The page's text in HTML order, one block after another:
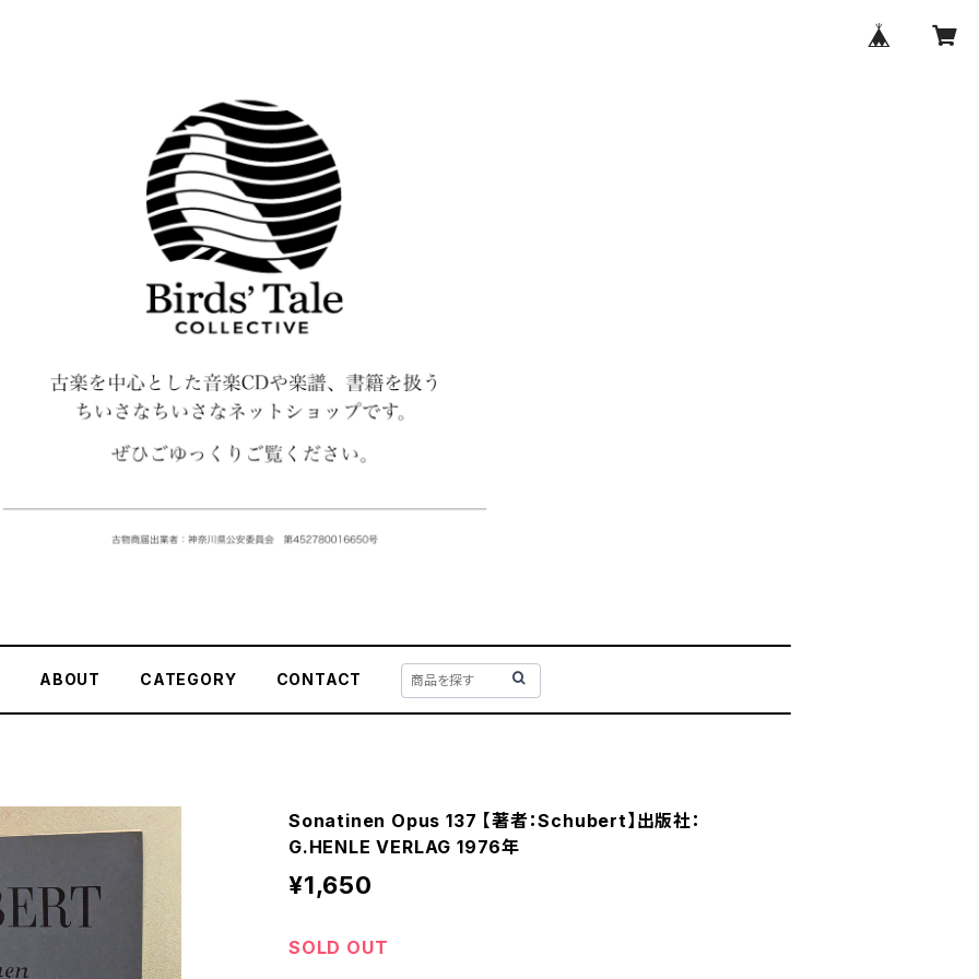
ABOUT CATEGORY CONTACT
Sonatinen Opus 137 【著者：Schubert】出版社：
G.HENLE VERLAG 1976年
¥1,650
SOLD OUT